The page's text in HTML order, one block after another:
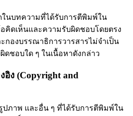
นบทความที่ได้รับการตีพิมพ์ใน
อคิดเห็นและความรับผิดชอบโดยตรง
องบรรณาธิการวารสารไม่จำเป็น
ดชอบใด ๆ ในเนื้อหาดังกล่าว
อิง (Copyright and
ปภาพ และอื่น ๆ ที่ได้รับการตีพิมพ์ใน